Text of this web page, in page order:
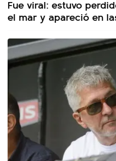
Fue viral: estuvo
el mar y apareció en